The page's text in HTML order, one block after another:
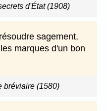
d'État (1908)
sagement,
marques d'un bon
bréviaire (1580)